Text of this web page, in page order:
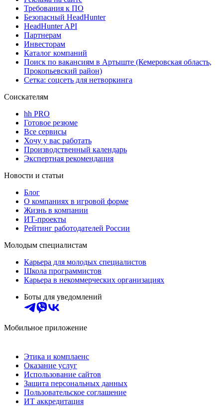
Требования к ПО
Безопасный HeadHunter
HeadHunter API
Партнерам
Инвесторам
Каталог компаний
Поиск по вакансиям в Артыште (Кемеровская область,
Прокопьевский район)
Сетка: соцсеть для нетворкинга
Соискателям
hh PRO
Готовое резюме
Все сервисы
Хочу у вас работать
Производственный календарь
Экспертная рекомендация
Новости и статьи
Блог
О компаниях в игровой форме
Жизнь в компании
ИТ-проекты
Рейтинг работодателей России
Молодым специалистам
Карьера для молодых специалистов
Школа программистов
Карьера в некоммерческих организациях
Боты для уведомлений
Мобильное приложение
Этика и комплаенс
Оказание услуг
Использование сайтов
Защита персональных данных
Пользовательское соглашение
ИТ аккредитация